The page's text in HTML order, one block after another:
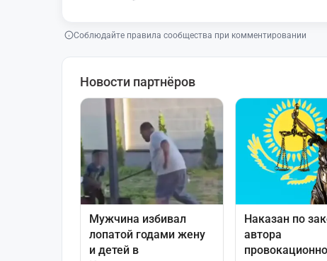
Соблюдайте правила сообщества при комментировании